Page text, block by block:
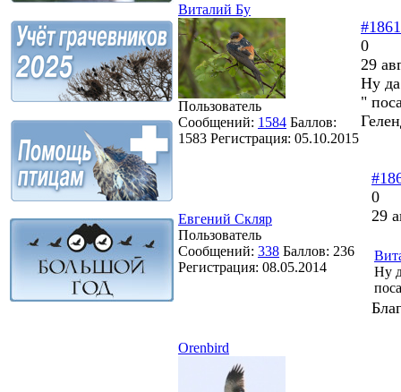
Виталий Бу
Пользователь
Сообщений: 1584 Баллов:
1583 Регистрация: 05.10.2015
0
29
Ну
"
Евгений Скляр
Пользователь
Сообщений: 338 Баллов: 236
Регистрация: 08.05.2014
0
29
Ну
Orenbird